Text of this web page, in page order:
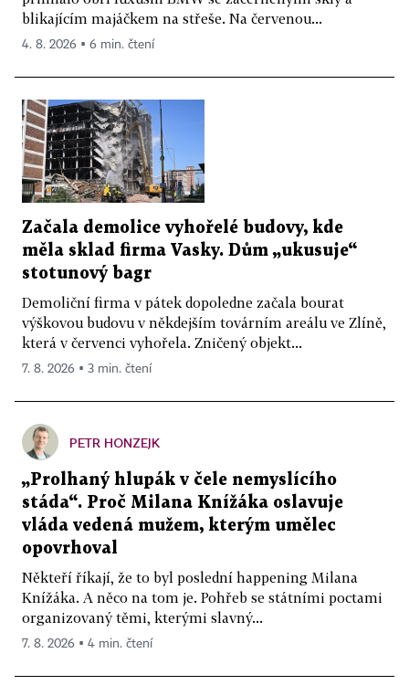
blikajícím majáčkem na střeše. Na červenou...
4. 8. 2026 ▪ 6 min. čtení
Začala demolice vyhořelé budovy, kde
měla sklad firma Vasky. Dům „ukusuje“
stotunový bagr
Demoliční firma v pátek dopoledne začala bourat
výškovou budovu v někdejším továrním areálu ve Zlíně,
která v červenci vyhořela. Zničený objekt...
7. 8. 2026 ▪ 3 min. čtení
PETR HONZEJK
„Prolhaný hlupák v čele nemyslícího
stáda“. Proč Milana Knížáka oslavuje
vláda vedená mužem, kterým umělec
opovrhoval
Někteří říkají, že to byl poslední happening Milana
Knížáka. A něco na tom je. Pohřeb se státními poctami
organizovaný těmi, kterými slavný...
7. 8. 2026 ▪ 4 min. čtení